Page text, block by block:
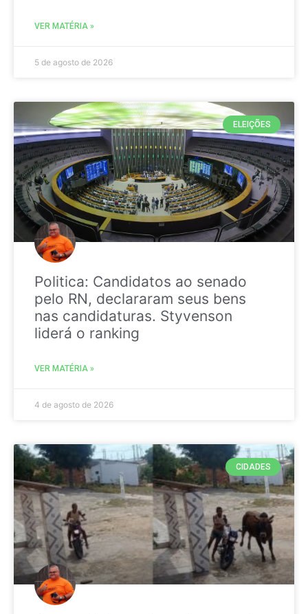
VER MATÉRIA »
5 de agosto de 2026
ELEIÇÕES
Politica: Candidatos ao senado
pelo RN, declararam seus bens
nas candidaturas. Styvenson
liderá o ranking
VER MATÉRIA »
4 de agosto de 2026
CIDADES